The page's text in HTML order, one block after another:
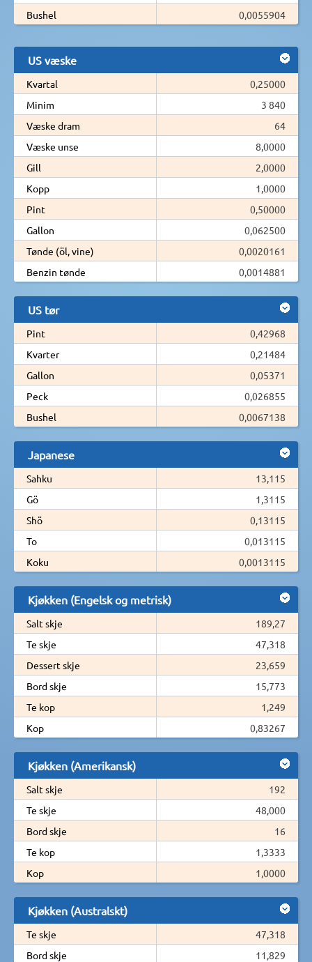
Bushel 0,0055904
US væske
Kvartal
0,25000
Minim
3 840
Væske dram
64
Væske unse
8,0000
Gill
2,0000
Kopp
1,0000
Pint
0,50000
Gallon
0,062500
Tønde (öl, vine)
0,0020161
Benzin tønde
0,0014881
US tør
Pint
0,42968
Kvarter
0,21484
Gallon
0,05371
Peck
0,026855
Bushel
0,0067138
Japanese
Sahku
13,115
Gö
1,3115
Shö
0,13115
To
0,013115
Koku
0,0013115
Kjøkken (Engelsk og metrisk)
Salt skje
189,27
Te skje
47,318
Dessert skje
23,659
Bord skje
15,773
Te kop
1,249
Kop
0,83267
Kjøkken (Amerikansk)
Salt skje
192
Te skje
48,000
Bord skje
16
Te kop
1,3333
Kop
1,0000
Kjøkken (Australskt)
Te skje
47,318
Bord skje
11,829